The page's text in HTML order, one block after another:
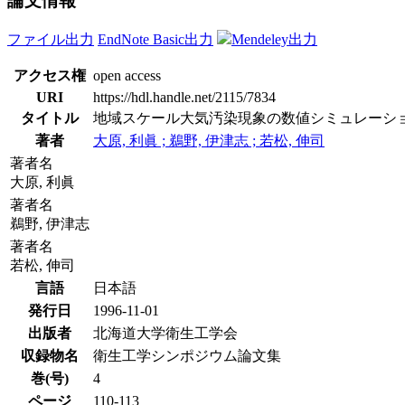
ファイル出力 EndNote Basic出力 Mendeley出力
アクセス権 open access
URI
https://hdl.handle.net/2115/7834
タイトル
地域スケール大気汚染現象の数値シミュレーシ
著者
大原, 利眞 ; 鵜野, 伊津志 ; 若松, 伸司
著者名
大原, 利眞
著者名
鵜野, 伊津志
著者名
若松, 伸司
言語
日本語
発行日
1996-11-01
出版者
北海道大学衛生工学会
収録物名
衛生工学シンポジウム論文集
巻(号)
4
ページ
110-113